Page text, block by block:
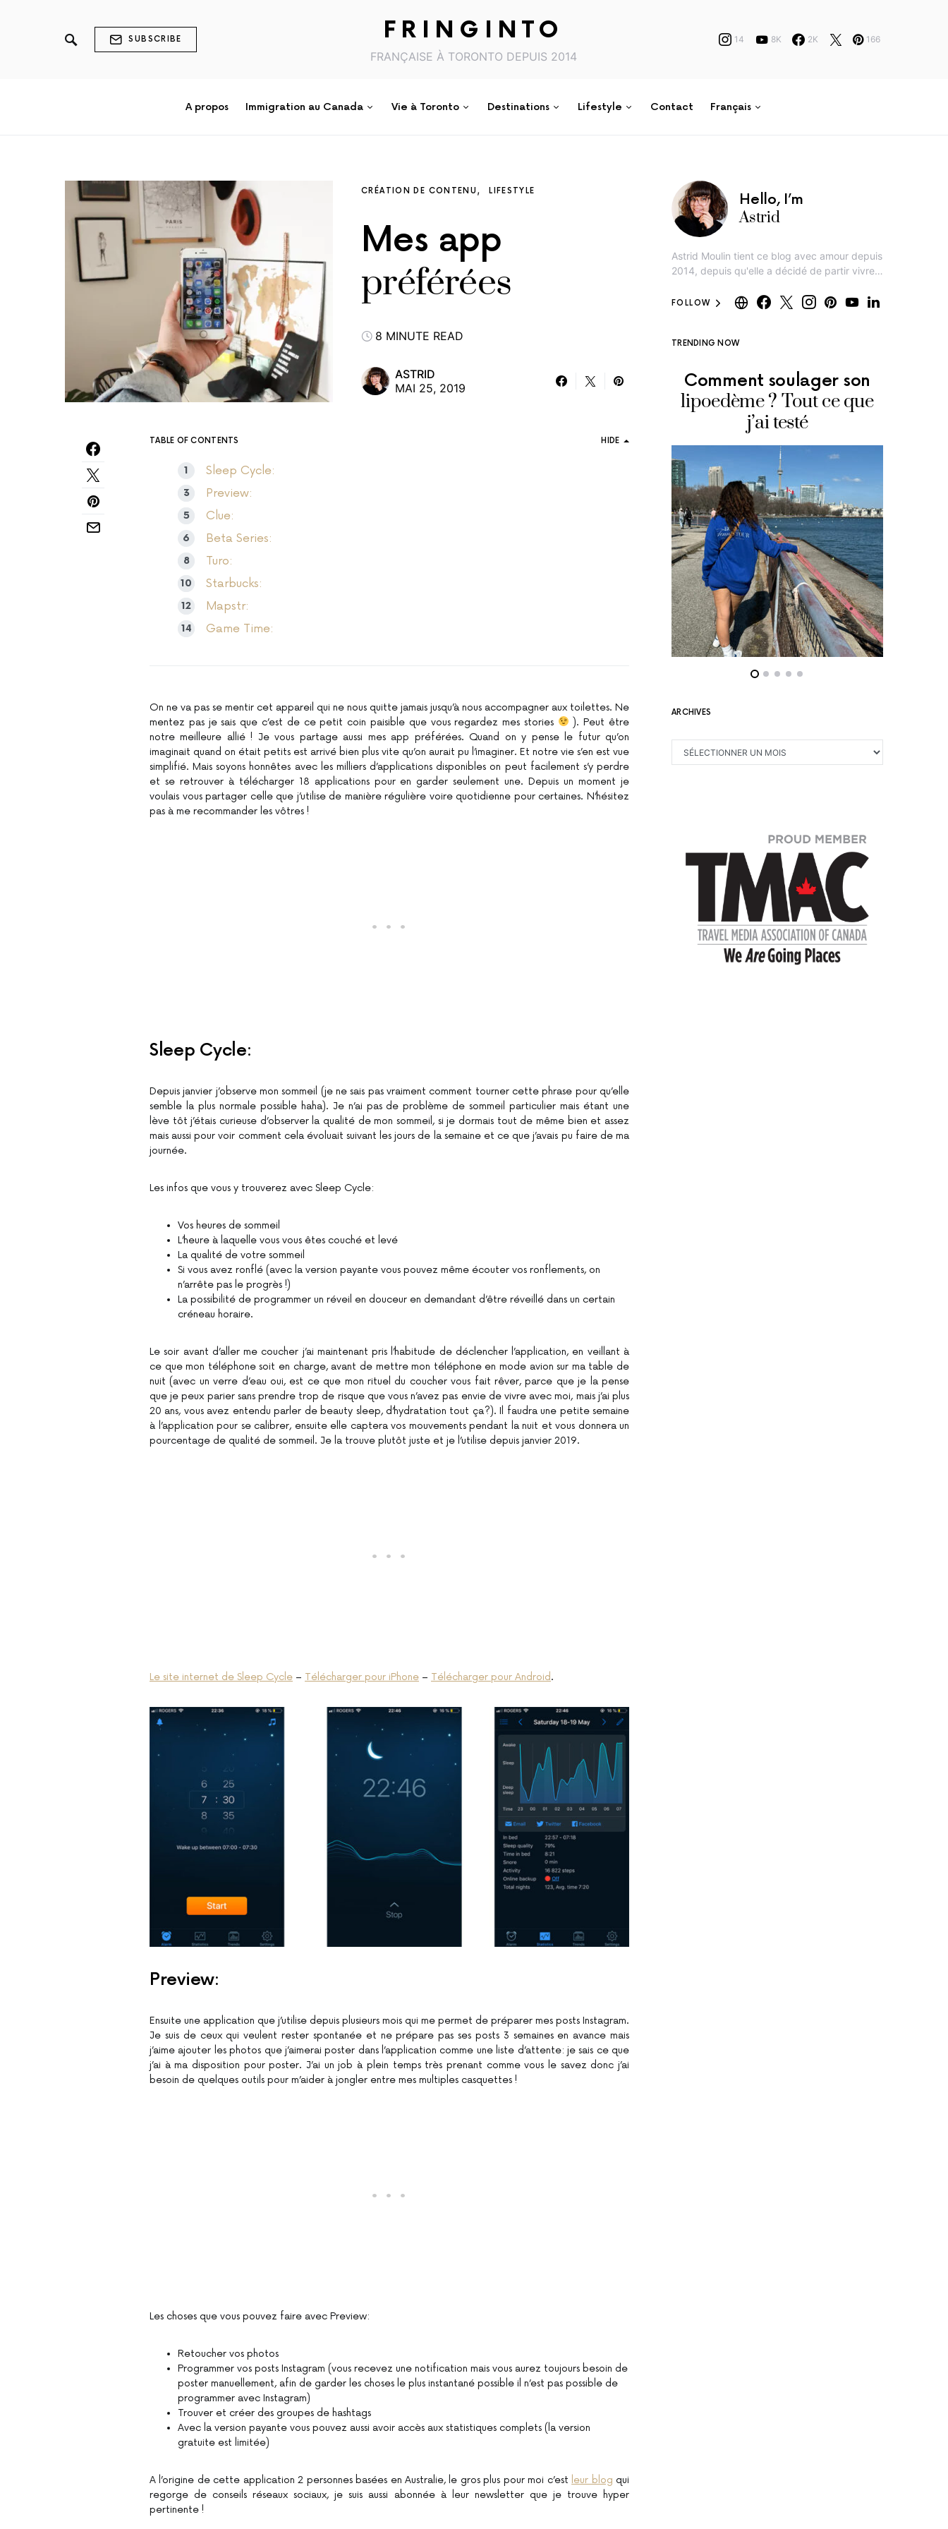
SUBSCRIBE FRINGINTO
FRANÇAISE À TORONTO DEPUIS 2014
14 8K 2K 166
A propos Immigration au Canada Vie à Toronto Destinations Lifestyle Contact Français
CRÉATION DE CONTENU LIFESTYLE
Mes app
préférées
8 MINUTE READ
ASTRID
MAI 25, 2019
TABLE OF CONTENTS HIDE
Sleep Cycle:
Preview:
Clue:
Beta Series:
Turo:
Starbucks:
Mapstr:
Game Time:
On ne va pas se mentir cet appareil qui ne nous quitte jamais jusqu’à nous accompagner aux toilettes. Ne
mentez pas je sais que c’est de ce petit coin paisible que vous regardez mes stories
). Peut être
notre meilleure allié ! Je vous partage aussi mes app préférées. Quand on y pense le futur qu’on
imaginait quand on était petits est arrivé bien plus vite qu’on aurait pu l’imaginer. Et notre vie s’en est vue
simplifié. Mais soyons honnêtes avec les milliers d’applications disponibles on peut facilement s’y perdre
et se retrouver à télécharger 18 applications pour en garder seulement une. Depuis un moment je
voulais vous partager celle que j’utilise de manière régulière voire quotidienne pour certaines. N’hésitez
pas à me recommander les vôtres !
Sleep Cycle:
Depuis janvier j’observe mon sommeil (je ne sais pas vraiment comment tourner cette phrase pour qu’elle
semble la plus normale possible haha). Je n’ai pas de problème de sommeil particulier mais étant une
lève tôt j’étais curieuse d’observer la qualité de mon sommeil, si je dormais tout de même bien et assez
mais aussi pour voir comment cela évoluait suivant les jours de la semaine et ce que j’avais pu faire de ma
journée.
Les infos que vous y trouverez avec Sleep Cycle:
Vos heures de sommeil
L’heure à laquelle vous vous êtes couché et levé
La qualité de votre sommeil
Si vous avez ronflé (avec la version payante vous pouvez même écouter vos ronflements, on
n’arrête pas le progrès !)
La possibilité de programmer un réveil en douceur en demandant d’être réveillé dans un certain
créneau horaire.
Le soir avant d’aller me coucher j’ai maintenant pris l’habitude de déclencher l’application, en veillant à
ce que mon téléphone soit en charge, avant de mettre mon téléphone en mode avion sur ma table de
nuit (avec un verre d’eau oui, est ce que mon rituel du coucher vous fait rêver, parce que je la pense
que je peux parier sans prendre trop de risque que vous n’avez pas envie de vivre avec moi, mais j’ai plus
20 ans, vous avez entendu parler de beauty sleep, d’hydratation tout ça?). Il faudra une petite semaine
à l’application pour se calibrer, ensuite elle captera vos mouvements pendant la nuit et vous donnera un
pourcentage de qualité de sommeil. Je la trouve plutôt juste et je l’utilise depuis janvier 2019.
Le site internet de Sleep Cycle – Télécharger pour iPhone – Télécharger pour Android.
Preview:
Ensuite une application que j’utilise depuis plusieurs mois qui me permet de préparer mes posts Instagram.
Je suis de ceux qui veulent rester spontanée et ne prépare pas ses posts 3 semaines en avance mais
j’aime ajouter les photos que j’aimerai poster dans l’application comme une liste d’attente: je sais ce que
j’ai à ma disposition pour poster. J’ai un job à plein temps très prenant comme vous le savez donc j’ai
besoin de quelques outils pour m’aider à jongler entre mes multiples casquettes !
Les choses que vous pouvez faire avec Preview:
Retoucher vos photos
Programmer vos posts Instagram (vous recevez une notification mais vous aurez toujours besoin de
poster manuellement, afin de garder les choses le plus instantané possible il n’est pas possible de
programmer avec Instagram)
Trouver et créer des groupes de hashtags
Avec la version payante vous pouvez aussi avoir accès aux statistiques complets (la version
gratuite est limitée)
A l’origine de cette application 2 personnes basées en Australie, le gros plus pour moi c’est leur blog qui
regorge de conseils réseaux sociaux, je suis aussi abonnée à leur newsletter que je trouve hyper
pertinente !
Hello, I’m
Astrid
Astrid Moulin tient ce blog avec amour depuis
2014, depuis qu'elle a décidé de partir vivre…
FOLLOW
TRENDING NOW
Comment soulager son
lipoedème ? Tout ce que
j’ai testé
ARCHIVES
ARCHIVES